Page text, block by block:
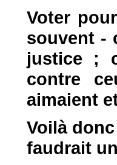
Voter
souvent -
justice ;
contre
aimaient
Voilà
faudrait